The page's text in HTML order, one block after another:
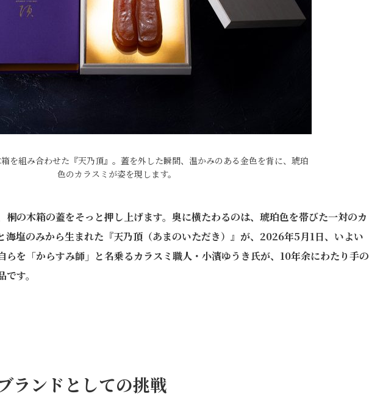
を組み合わせた『天乃頂』。蓋を外した瞬間、温かみのある金色を背に、琥珀
色のカラスミが姿を現します。
桐の木箱の蓋をそっと押し上げます。奥に横たわるのは、琥珀色を帯びた一対のカ
海塩のみから生まれた『天乃頂（あまのいただき）』が、2026年5月1日、いよい
らを「からすみ師」と名乗るカラスミ職人・小濱ゆうき氏が、10年余にわたり手の
す。
ランドとしての挑戦